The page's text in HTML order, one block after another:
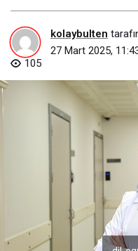
kolaybulten
27 Mart 2025,
105